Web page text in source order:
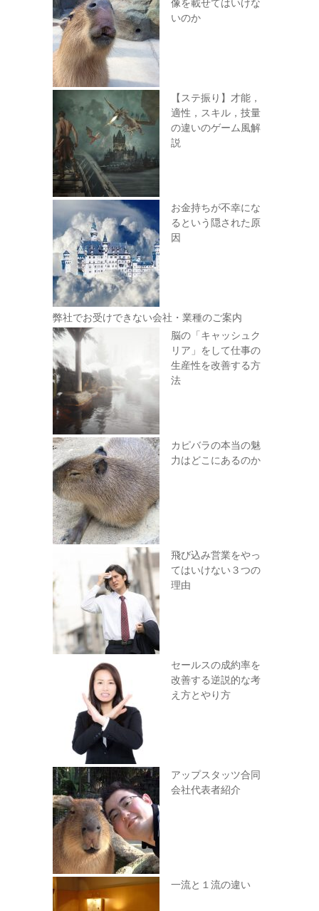
いのか
【ステ振り】才能，
適性，スキル，技量
の違いのゲーム風解
説
お金持ちが不幸にな
るという隠された原
因
弊社でお受けできない会社・業種のご案内
脳の「キャッシュク
リア」をして仕事の
生産性を改善する方
法
カピバラの本当の魅
力はどこにあるのか
飛び込み営業をやっ
てはいけない３つの
理由
セールスの成約率を
改善する逆説的な考
え方とやり方
アップスタッツ合同
会社代表者紹介
一流と１流の違い